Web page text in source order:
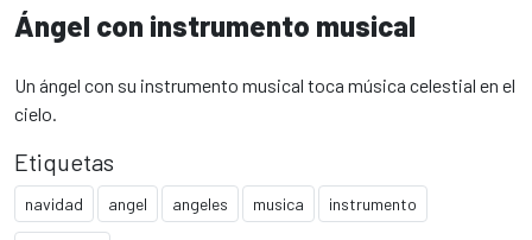
Ángel con instrumento musical
Un ángel con su instrumento musical toca música celestial en el
cielo.
Etiquetas
navidad angel angeles musica instrumento